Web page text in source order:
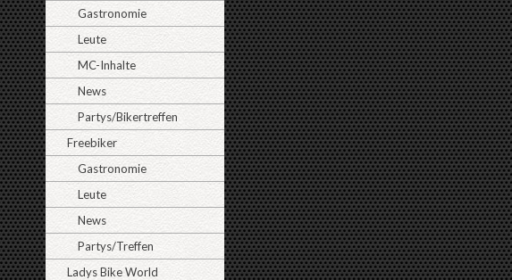
Gastronomie
Leute
MC-Inhalte
News
Partys/Bikertreffen
Freebiker
Gastronomie
Leute
News
Partys/Treffen
Ladys Bike World